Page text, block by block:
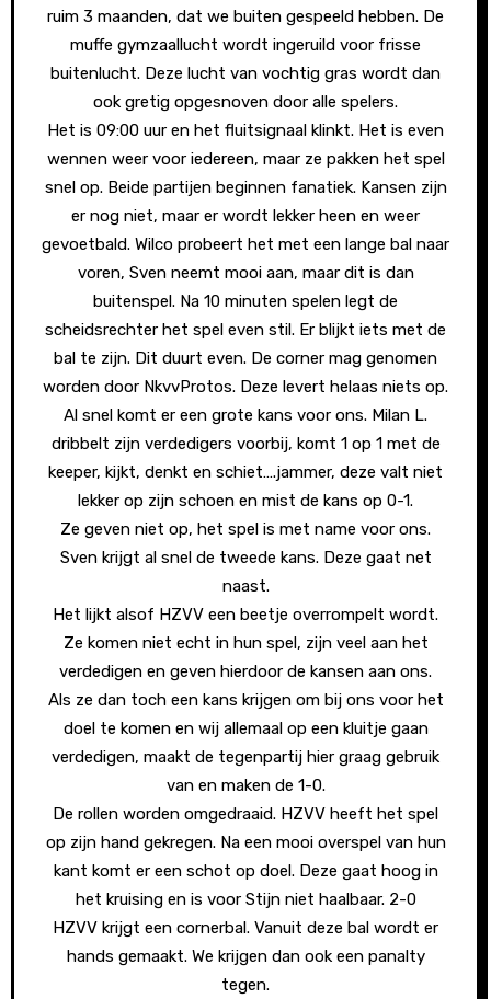
ruim 3 maanden, dat we buiten gespeeld hebben. De
muffe gymzaallucht wordt ingeruild voor frisse
buitenlucht. Deze lucht van vochtig gras wordt dan
ook gretig opgesnoven door alle spelers.
Het is 09:00 uur en het fluitsignaal klinkt. Het is even
wennen weer voor iedereen, maar ze pakken het spel
snel op. Beide partijen beginnen fanatiek. Kansen zijn
er nog niet, maar er wordt lekker heen en weer
gevoetbald. Wilco probeert het met een lange bal naar
voren, Sven neemt mooi aan, maar dit is dan
buitenspel. Na 10 minuten spelen legt de
scheidsrechter het spel even stil. Er blijkt iets met de
bal te zijn. Dit duurt even. De corner mag genomen
worden door NkvvProtos. Deze levert helaas niets op.
Al snel komt er een grote kans voor ons. Milan L.
dribbelt zijn verdedigers voorbij, komt 1 op 1 met de
keeper, kijkt, denkt en schiet….jammer, deze valt niet
lekker op zijn schoen en mist de kans op 0-1.
Ze geven niet op, het spel is met name voor ons.
Sven krijgt al snel de tweede kans. Deze gaat net
naast.
Het lijkt alsof HZVV een beetje overrompelt wordt.
Ze komen niet echt in hun spel, zijn veel aan het
verdedigen en geven hierdoor de kansen aan ons.
Als ze dan toch een kans krijgen om bij ons voor het
doel te komen en wij allemaal op een kluitje gaan
verdedigen, maakt de tegenpartij hier graag gebruik
van en maken de 1-0.
De rollen worden omgedraaid. HZVV heeft het spel
op zijn hand gekregen. Na een mooi overspel van hun
kant komt er een schot op doel. Deze gaat hoog in
het kruising en is voor Stijn niet haalbaar. 2-0
HZVV krijgt een cornerbal. Vanuit deze bal wordt er
hands gemaakt. We krijgen dan ook een panalty
tegen.